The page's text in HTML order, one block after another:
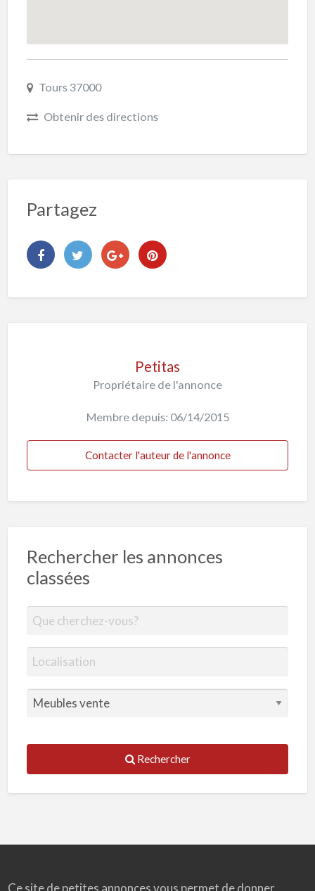
Tours 37000
Obtenir des directions
Partagez
Petitas
Propriétaire de l'annonce
Membre depuis: 06/14/2015
Contacter l'auteur de l'annonce
Rechercher les annonces
classées
Rechercher
Ce site de petites annonces vous permet de donner,